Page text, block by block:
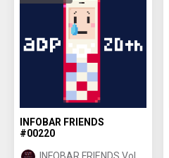
INFOBAR FRIENDS
#00220